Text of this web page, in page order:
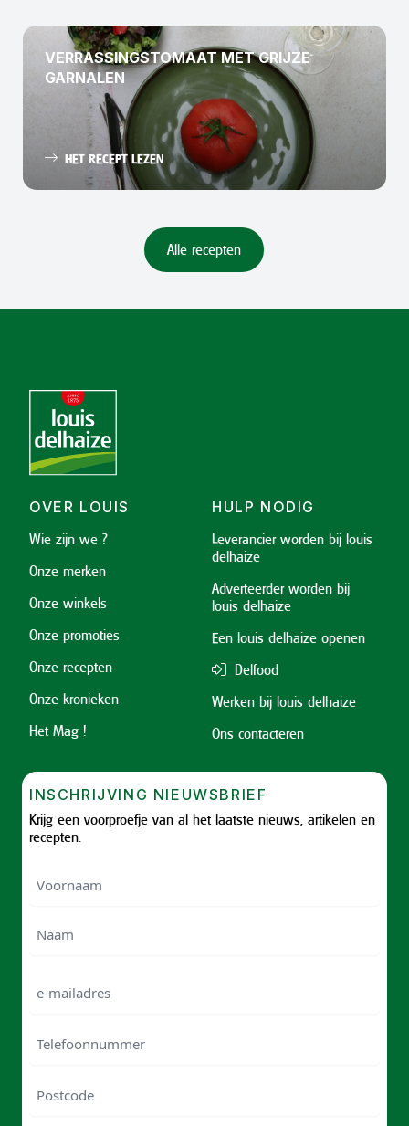
VERRASSINGSTOMAAT MET GRIJZE
GARNALEN
HET RECEPT LEZEN
Alle recepten
OVER LOUIS
Wie zijn we ?
Onze merken
Onze winkels
Onze promoties
Onze recepten
Onze kronieken
Het Mag !
HULP NODIG
Leverancier worden bij louis
delhaize
Adverteerder worden bij
louis delhaize
Een louis delhaize openen
Delfood
Werken bij louis delhaize
Ons contacteren
INSCHRIJVING NIEUWSBRIEF
Krijg een voorproefje van al het laatste nieuws, artikelen en
recepten.
mailadres